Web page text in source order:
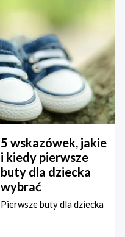
5 wskazówek, jakie
i kiedy pierwsze
buty dla dziecka
wybrać
Pierwsze buty dla dziecka